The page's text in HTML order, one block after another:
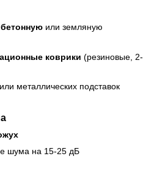
или земляную
коврики (резиновые, 2-
металлических подставок
шума на 15-25 дБ